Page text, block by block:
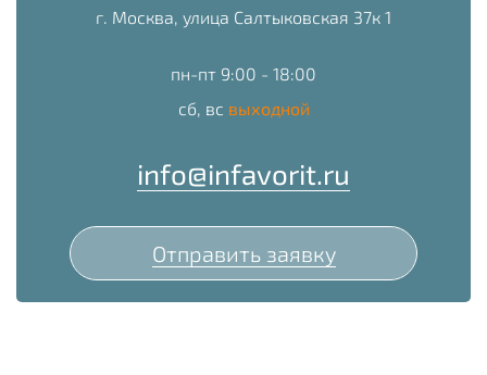
г. Москва, улица Салтыковская 37к 1
пн-пт 9:00 - 18:00
сб, вс выходной
info@infavorit.ru
Отправить заявку